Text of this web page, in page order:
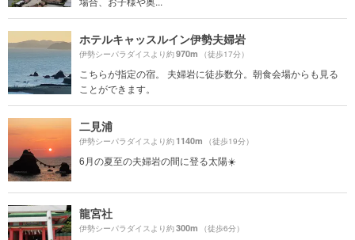
ホテルキャッスルイン伊勢夫婦岩
伊勢シーパラダイスより約970m （徒歩17分）
こちらが指定の宿。 夫婦岩に徒歩数分。朝食会場からも見る
ことができます。
二見浦
伊勢シーパラダイスより約1140m （徒歩19分）
6月の夏至の夫婦岩の間に登る太陽☀️
龍宮社
伊勢シーパラダイスより約300m （徒歩6分）